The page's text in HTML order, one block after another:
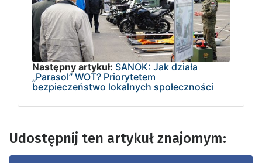
Następny artykuł: SANOK: Jak działa
„Parasol” WOT? Priorytetem
bezpieczeństwo lokalnych społeczności
Udostępnij ten artykuł znajomym: